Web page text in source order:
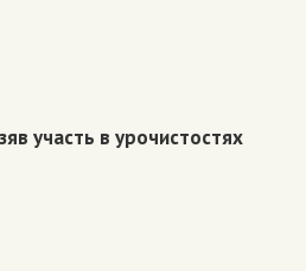
участь в урочистостях